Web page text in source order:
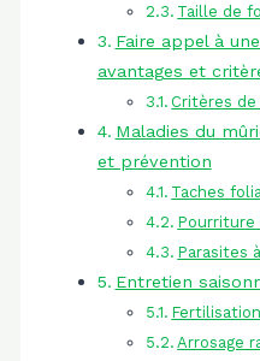
Taille de
Faire appel à
avantages et
Critères de
Maladies du
et prévention
Taches
Pourriture
Parasites
Entretien
Arrosage